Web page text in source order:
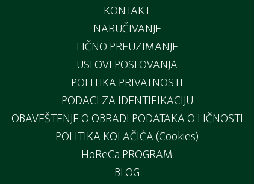
KONTAKT
NARUČIVANJE
LIČNO PREUZIMANJE
USLOVI POSLOVANJA
POLITIKA PRIVATNOSTI
PODACI ZA IDENTIFIKACIJU
OBAVEŠTENJE O OBRADI PODATAKA O LIČNOSTI
POLITIKA KOLAČIĆA (Cookies)
HoReCa PROGRAM
BLOG